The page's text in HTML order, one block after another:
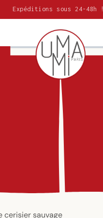
Expéditions sous 24-48h !
cerisier sauvage